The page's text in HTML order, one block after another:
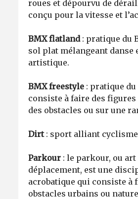
roues et dépourvu de
conçu pour la vitesse et
BMX flatland: pratique du
sol plat mélangeant danse
artistique.
BMX freestyle : pratique du
consiste à faire des figures
des obstacles ou sur une
Dirt: sport alliant
Parkour : le parkour, ou art
déplacement, est une
acrobatique qui consiste à
obstacles urbains ou